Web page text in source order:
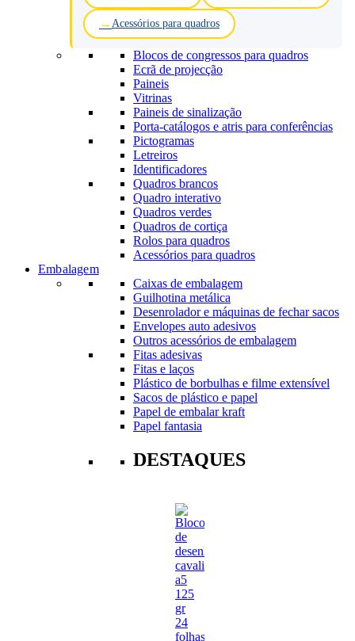
Acessórios para quadros
Blocos de congressos para quadros
Ecrã de projecção
Paineis
Vitrinas
Paineis de sinalização
Porta-catálogos e atris para conferências
Pictogramas
Letreiros
Identificadores
Quadros brancos
Quadro interativo
Quadros verdes
Quadros de cortiça
Rolos para quadros
Acessórios para quadros
Embalagem
Caixas de embalagem
Guilhotina metálica
Desenrolador e máquinas de fechar sacos
Envelopes auto adesivos
Outros acessórios de embalagem
Fitas adesivas
Fitas e laços
Plástico de borbulhas e filme extensível
Sacos de plástico e papel
Papel de embalar kraft
Papel fantasia
DESTAQUES